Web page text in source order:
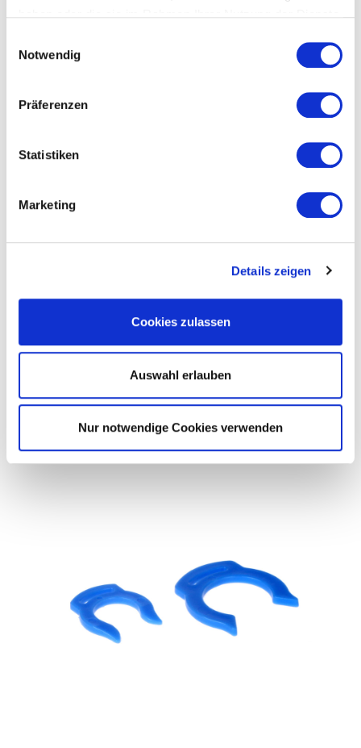
Notwendig
Präferenzen
Statistiken
Marketing
Details zeigen
Cookies zulassen
Auswahl erlauben
Nur notwendige Cookies verwenden